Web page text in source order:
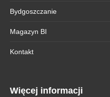
Bydgoszczanie
Magazyn BI
Kontakt
Więcej informacji